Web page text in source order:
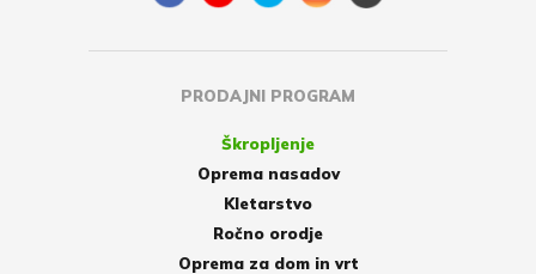
PRODAJNI PROGRAM
Škropljenje
Oprema nasadov
Kletarstvo
Ročno orodje
Oprema za dom in vrt